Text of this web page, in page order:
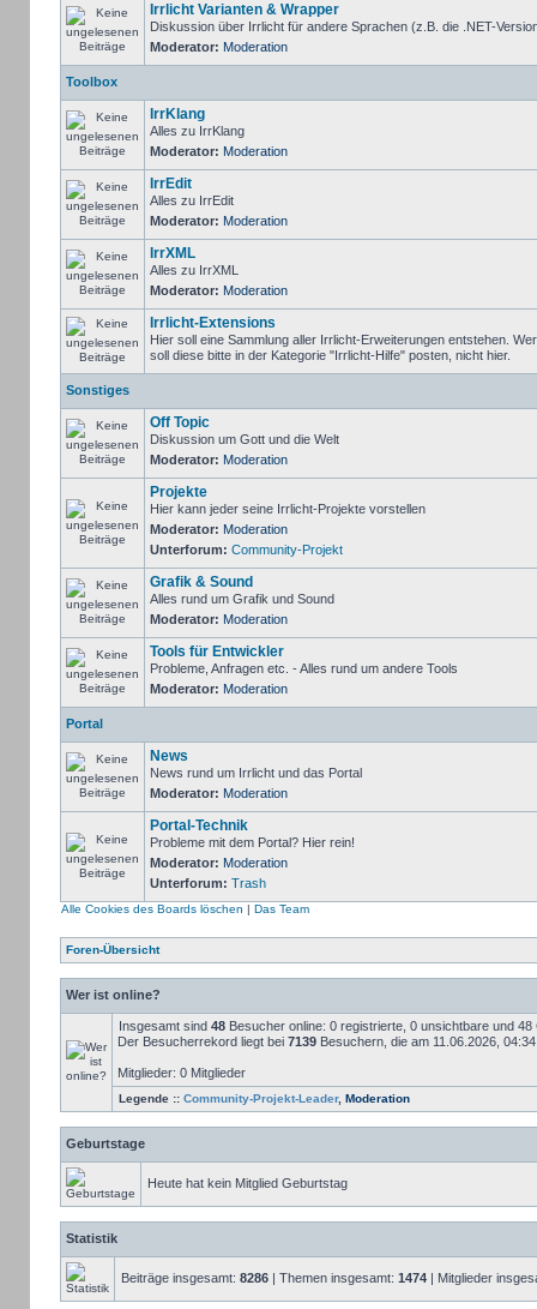
Irrlicht Varianten & Wrapper
Diskussion über Irrlicht für andere Sprachen (z.B. die .NET-
Moderator: Moderation
Toolbox
IrrKlang
Alles zu IrrKlang
Moderator: Moderation
IrrEdit
Alles zu IrrEdit
Moderator: Moderation
IrrXML
Alles zu IrrXML
Moderator: Moderation
Irrlicht-Extensions
Hier soll eine Sammlung aller Irrlicht-Erweiterungen entstehen.
soll diese bitte in der Kategorie "Irrlicht-Hilfe" posten, nicht hier.
Sonstiges
Off Topic
Diskussion um Gott und die Welt
Moderator: Moderation
Projekte
Hier kann jeder seine Irrlicht-Projekte vorstellen
Moderator: Moderation
Unterforum: Community-Projekt
Grafik & Sound
Alles rund um Grafik und Sound
Moderator: Moderation
Tools für Entwickler
Probleme, Anfragen etc. - Alles rund um andere Tools
Moderator: Moderation
Portal
News
News rund um Irrlicht und das Portal
Moderator: Moderation
Portal-Technik
Probleme mit dem Portal? Hier rein!
Moderator: Moderation
Unterforum: Trash
Alle Cookies des Boards löschen | Das Team
Foren-Übersicht
Wer ist online?
Insgesamt sind 48Besucher online: 0 registrierte, 0 unsichtbare und
Der Besucherrekord liegt bei 7139Besuchern, die am 11.06.2026,
Mitglieder: 0 Mitglieder
Legende :: Community-Projekt-Leader, Moderation
Geburtstage
Heute hat kein Mitglied Geburtstag
Statistik
Beiträge insgesamt: 8286| Themen insgesamt: 1474| Mitglieder